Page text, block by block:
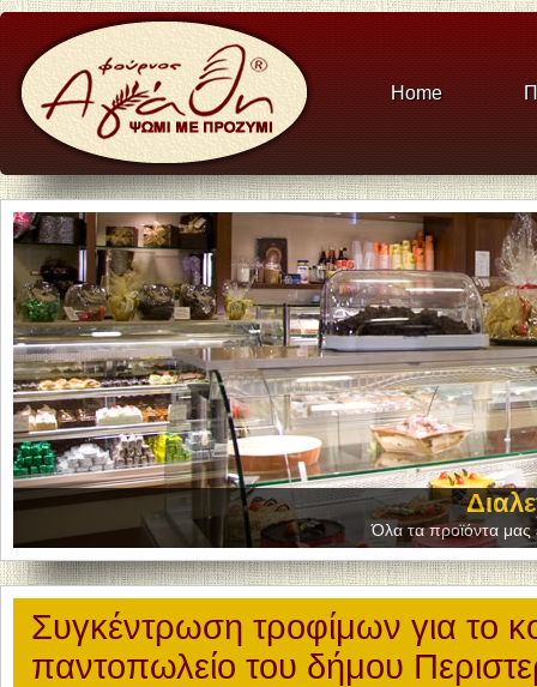
Home
Όλα τα προϊόντα μας
Συγκέντρωση τροφίμων για το
παντοπωλείο του δήμου